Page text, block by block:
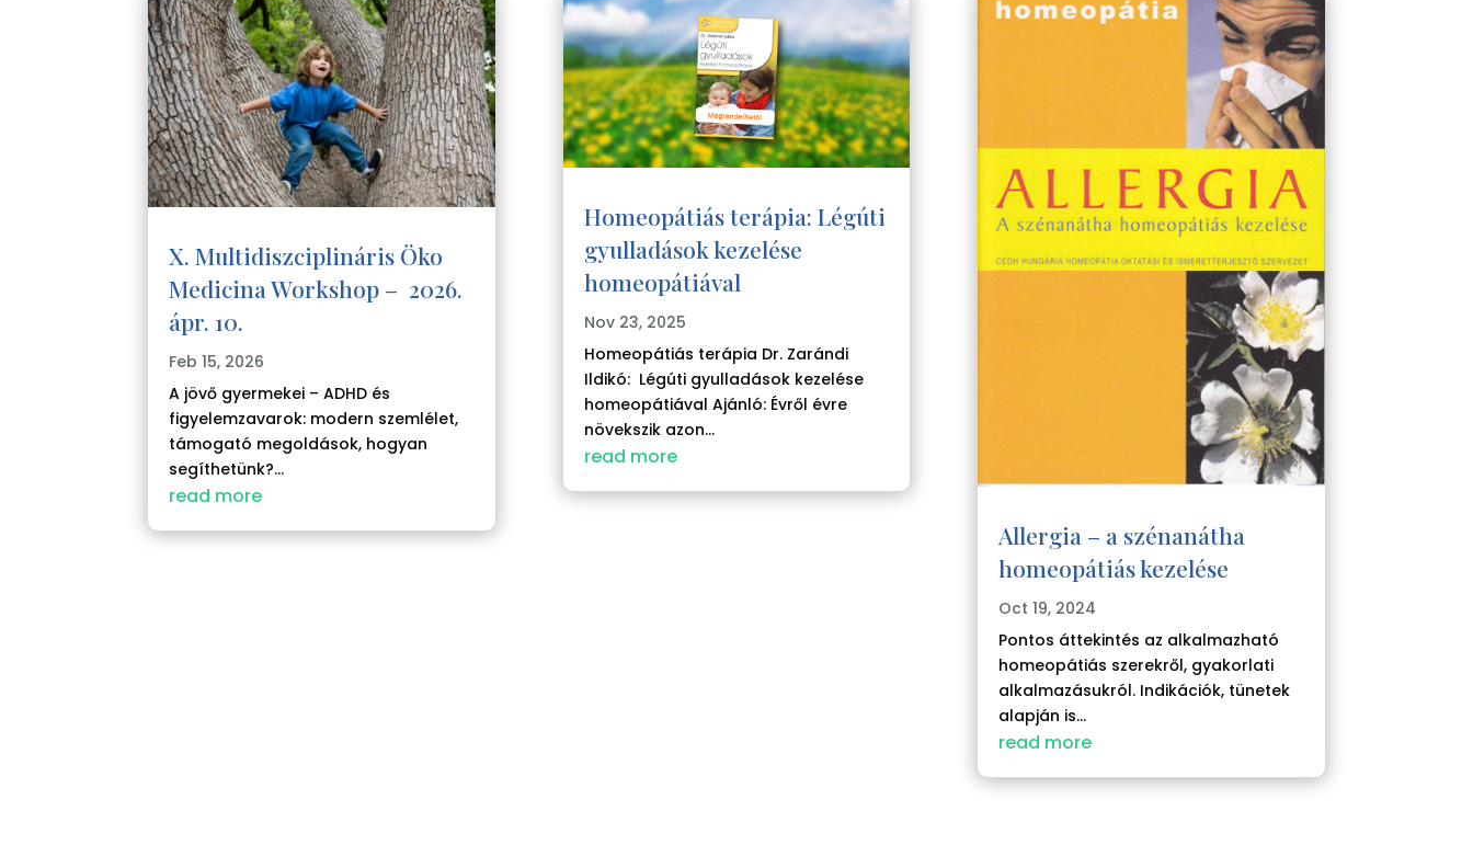
X. Multidiszciplináris Öko
Medicina Workshop – 2026.
ápr. 10.
Feb 15, 2026
A jövő gyermekei – ADHD és
figyelemzavarok: modern szemlélet,
támogató megoldások, hogyan
segíthetünk?...
read more
Homeopátiás terápia: Légúti
gyulladások kezelése
homeopátiával
Nov 23, 2025
Homeopátiás terápia Dr. Zarándi
Ildikó: Légúti gyulladások kezelése
homeopátiával Ajánló: Évről évre
növekszik azon...
read more
Allergia – a szénanátha
homeopátiás kezelése
Oct 19, 2024
Pontos áttekintés az alkalmazható
homeopátiás szerekről, gyakorlati
alkalmazásukról. Indikációk, tünetek
alapján is...
read more